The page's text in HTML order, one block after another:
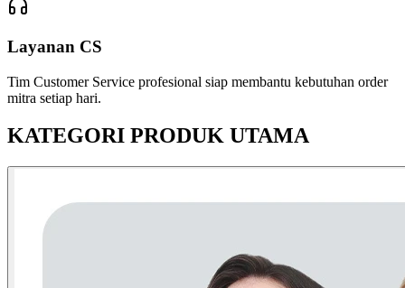
Layanan CS
Tim Customer Service profesional siap membantu kebutuhan order
mitra setiap hari.
KATEGORI PRODUK UTAMA